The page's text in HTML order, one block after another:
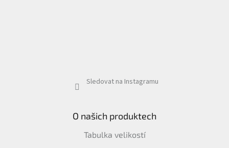
Sledovat na Instagramu
O našich produktech
Tabulka velikostí